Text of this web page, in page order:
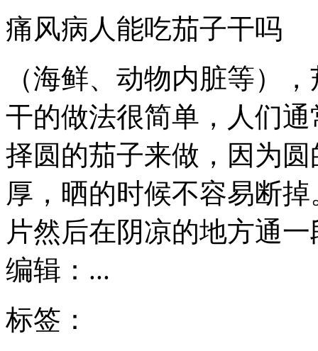
痛风病人能吃茄子干吗
（海鲜、动物内脏等）
干的做法很简单，人们
择圆的茄子来做，因为
厚，晒的时候不容易断
片然后在阴凉的地方通
编辑：...
标签：